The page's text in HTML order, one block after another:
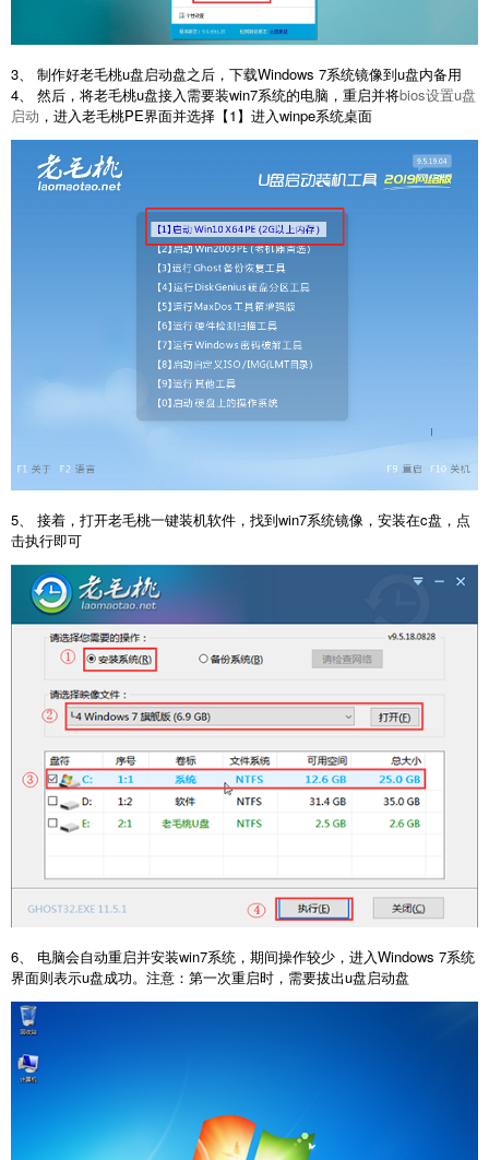
3、 制作好老毛桃u盘启动盘之后，下载Windows 7系统镜像到u盘内备用
4、 然后，将老毛桃u盘接入需要装win7系统的电脑，重启并将bios设置u盘
启动 ，进入老毛桃PE界面并选择【1】进入winpe系统桌面
5、 接着，打开老毛桃一键装机软件，找到win7系统镜像，安装在c盘，点
击执行即可
6、 电脑会自动重启并安装win7系统，期间操作较少，进入Windows 7系统
界面则表示u盘成功。注意：第一次重启时，需要拔出u盘启动盘